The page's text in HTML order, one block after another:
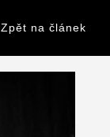
Zpět na článek